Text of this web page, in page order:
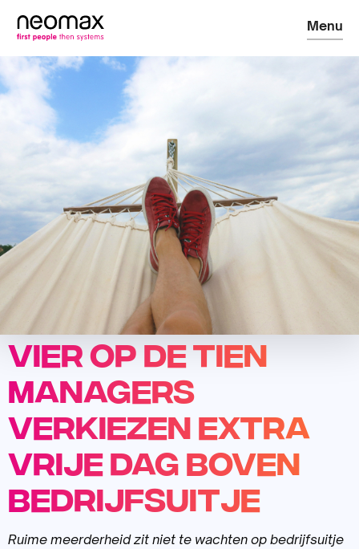
Menu
Vier op de tien
managers
verkiezen extra
vrije dag boven
bedrijfsuitje
Ruime meerderheid zit niet te wachten op bedrijfsuitje